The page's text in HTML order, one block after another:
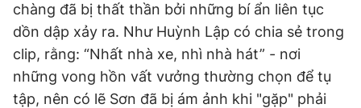
chàng đã bị thất thần bởi những bí ẩn liên tục
dồn dập xảy ra. Như Huỳnh Lập có chia sẻ trong
clip, rằng: “Nhất nhà xe, nhì nhà hát” - nơi
những vong hồn vất vưởng thường chọn để tụ
tập, nên có lẽ Sơn đã bị ám ảnh khi "gặp" phải